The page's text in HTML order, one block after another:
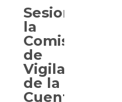
Sesiona
la
Comisión
de
Vigilancia
de la
Cuenta